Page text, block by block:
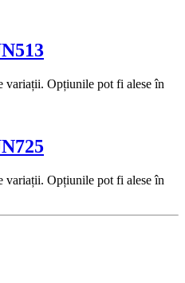
variații. Opțiunile pot fi alese în
variații. Opțiunile pot fi alese în